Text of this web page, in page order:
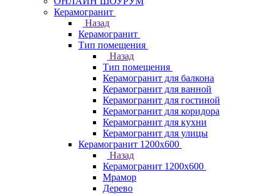
Керамогранит
Назад
Керамогранит
Тип помещения
Назад
Тип помещения
Керамогранит для балкона
Керамогранит для ванной
Керамогранит для гостиной
Керамогранит для коридора
Керамогранит для кухни
Керамогранит для улицы
Керамогранит 1200х600
Назад
Керамогранит 1200х600
Мрамор
Дерево